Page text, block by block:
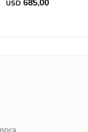
USD 685,00